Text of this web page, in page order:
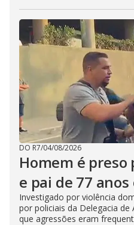
DO R7/04/08/2026
Homem é
e pai de 77 anos
Investigado por violência
por policiais da Delegacia
que agressões eram